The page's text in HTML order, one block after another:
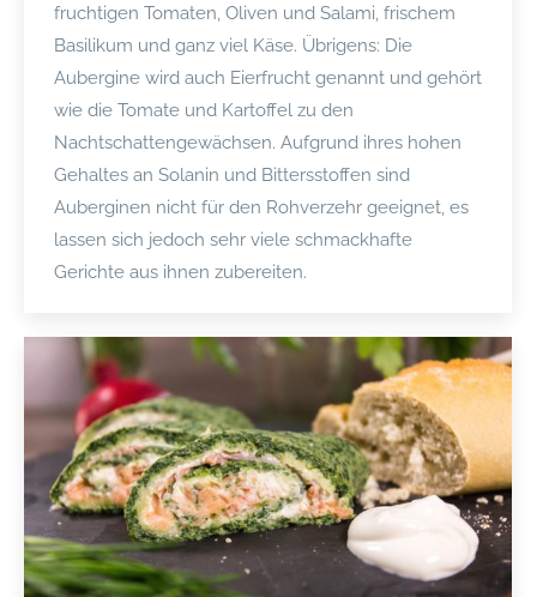
fruchtigen Tomaten, Oliven und Salami, frischem
Basilikum und ganz viel Käse. Übrigens: Die
Aubergine wird auch Eierfrucht genannt und gehört
wie die Tomate und Kartoffel zu den
Nachtschattengewächsen. Aufgrund ihres hohen
Gehaltes an Solanin und Bittersstoffen sind
Auberginen nicht für den Rohverzehr geeignet, es
lassen sich jedoch sehr viele schmackhafte
Gerichte aus ihnen zubereiten.